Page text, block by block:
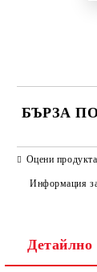
БЪРЗА
Ние ще се
Оцени продукта
Информация
Детайлно